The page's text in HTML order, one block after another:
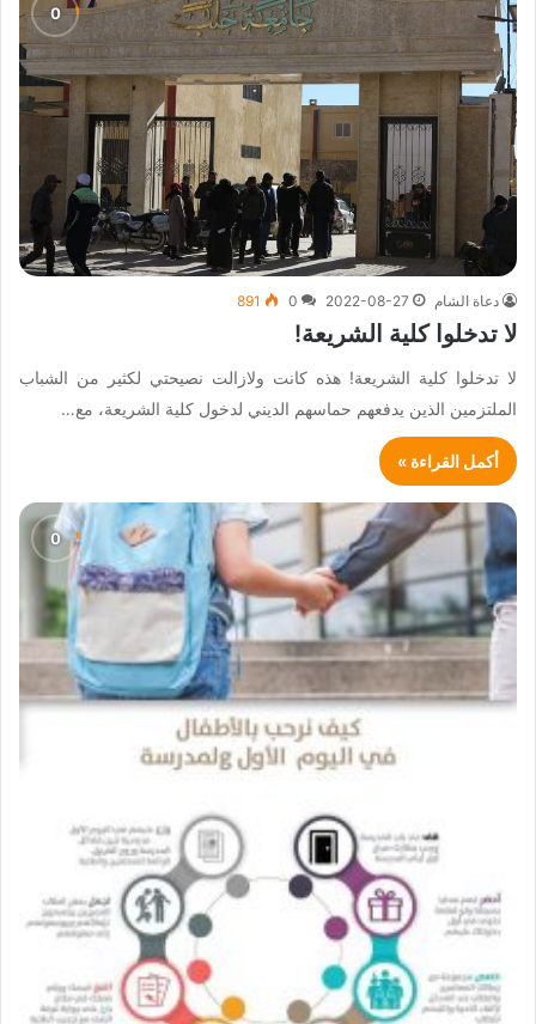
دعاة الشام 2022-08-27
0
891
لا تدخلوا كلية الشريعة!
لا تدخلوا كلية الشريعة! هذه كانت ولازالت نصيحتي لكثير من الشباب
الملتزمين الذين يدفعهم حماسهم الديني لدخول كلية الشريعة، مع…
أكمل القراءة »